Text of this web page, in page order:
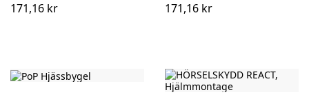
171,16 kr 171,16 kr